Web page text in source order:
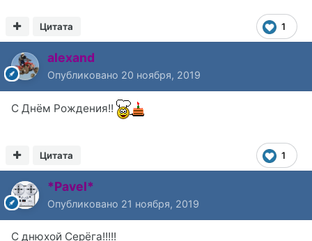
1
Цитата
alexand
Опубликовано 20 ноября, 2019
С Днём Рождения!!
1
Цитата
*Pavel*
Опубликовано 21 ноября, 2019
С днюхой Серёга!!!!!